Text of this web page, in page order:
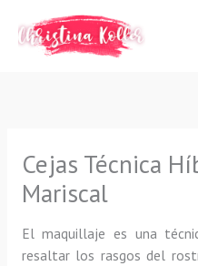
contenido
Cejas Técnica
Mariscal
El maquillaje es una
resaltar los rasgos del